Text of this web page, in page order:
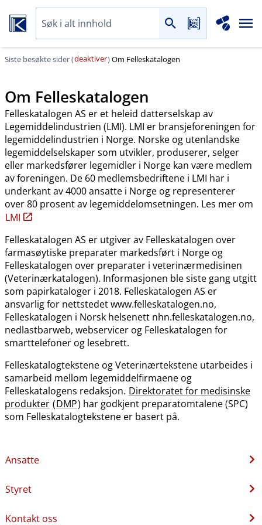
Siste besøkte sider (deaktiver)Om Felleskatalogen
Om Felleskatalogen
Felleskatalogen AS er et heleid datterselskap av
Legemiddelindustrien (LMI). LMI er bransjeforeningen for
legemiddelindustrien i Norge. Norske og utenlandske
legemiddelselskaper som utvikler, produserer, selger
eller markedsfører legemidler i Norge kan være medlem
av foreningen. De 60 medlemsbedriftene i LMI har i
underkant av 4000 ansatte i Norge og representerer
over 80 prosent av legemiddelomsetningen. Les mer om
LMI
Felleskatalogen AS er utgiver av Felleskatalogen over
farmasøytiske preparater markedsført i Norge og
Felleskatalogen over preparater i veterinærmedisinen
(Veterinærkatalogen). Informasjonen ble siste gang utgitt
som papirkataloger i 2018. Felleskatalogen AS er
ansvarlig for nettstedet www.felleskatalogen.no,
Felleskatalogen i Norsk helsenett nhn.felleskatalogen.no,
nedlastbarweb, webservicer og Felleskatalogen for
smarttelefoner og lesebrett.
Felleskatalogtekstene og Veterinærtekstene utarbeides i
samarbeid mellom legemiddelfirmaene og
Felleskatalogens redaksjon. Direktoratet for medisinske
produkter (DMP) har godkjent preparatomtalene (SPC)
som Felleskatalogtekstene er basert på.
Ansatte
Styret
Kontakt oss